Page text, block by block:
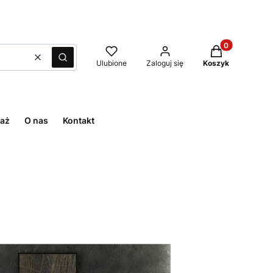
WyczyśćSzukaj Ulubione Zaloguj się
Produkty w
Koszyk
O nas Kontakt